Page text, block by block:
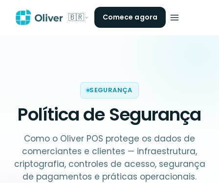
🇧🇷 Comece agora
SEGURANÇA
Política de Segurança
Como o Oliver POS protege os dados de
comerciantes e clientes — infraestrutura,
criptografia, controles de acesso, segurança
de pagamentos e práticas operacionais.